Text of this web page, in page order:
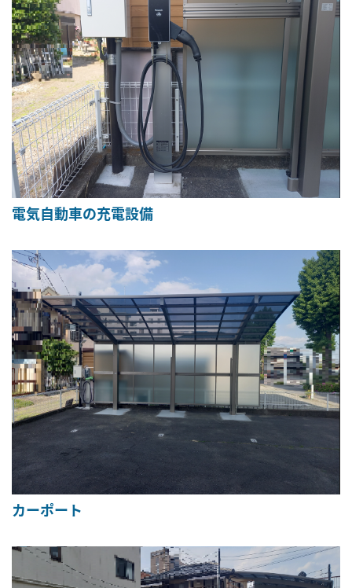
電気自動車の充電設備
カーポート